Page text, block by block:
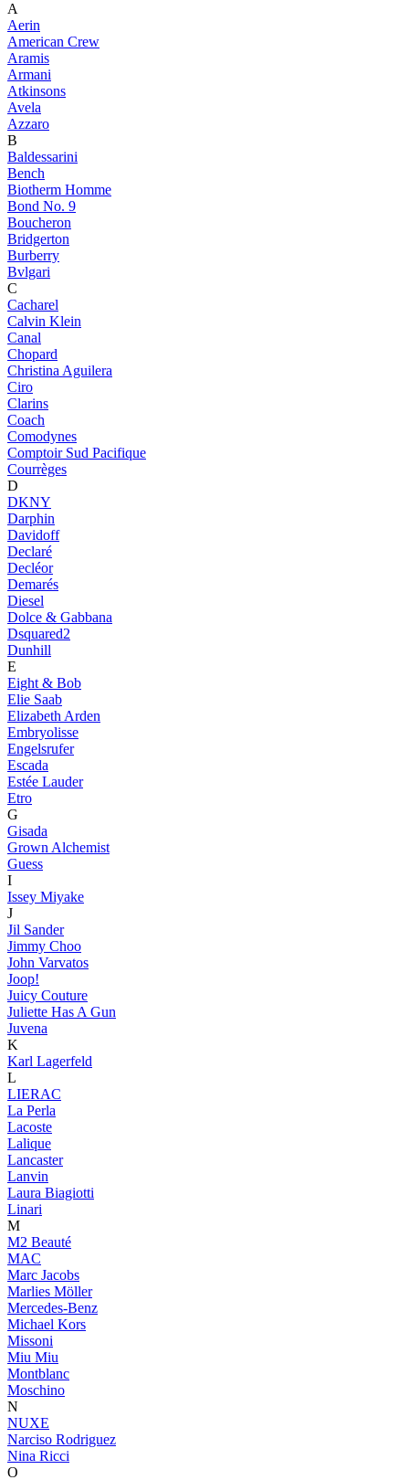
A
Aerin
American Crew
Aramis
Armani
Atkinsons
Avela
Azzaro
B
Baldessarini
Bench
Biotherm Homme
Bond No. 9
Boucheron
Bridgerton
Burberry
Bvlgari
C
Cacharel
Calvin Klein
Canal
Chopard
Christina Aguilera
Ciro
Clarins
Coach
Comodynes
Comptoir Sud Pacifique
Courrèges
D
DKNY
Darphin
Davidoff
Declaré
Decléor
Demarés
Diesel
Dolce & Gabbana
Dsquared2
Dunhill
E
Eight & Bob
Elie Saab
Elizabeth Arden
Embryolisse
Engelsrufer
Escada
Estée Lauder
Etro
G
Gisada
Grown Alchemist
Guess
I
Issey Miyake
J
Jil Sander
Jimmy Choo
John Varvatos
Joop!
Juicy Couture
Juliette Has A Gun
Juvena
K
Karl Lagerfeld
L
LIERAC
La Perla
Lacoste
Lalique
Lancaster
Lanvin
Laura Biagiotti
Linari
M
M2 Beauté
MAC
Marc Jacobs
Marlies Möller
Mercedes-Benz
Michael Kors
Missoni
Miu Miu
Montblanc
Moschino
N
NUXE
Narciso Rodriguez
Nina Ricci
O